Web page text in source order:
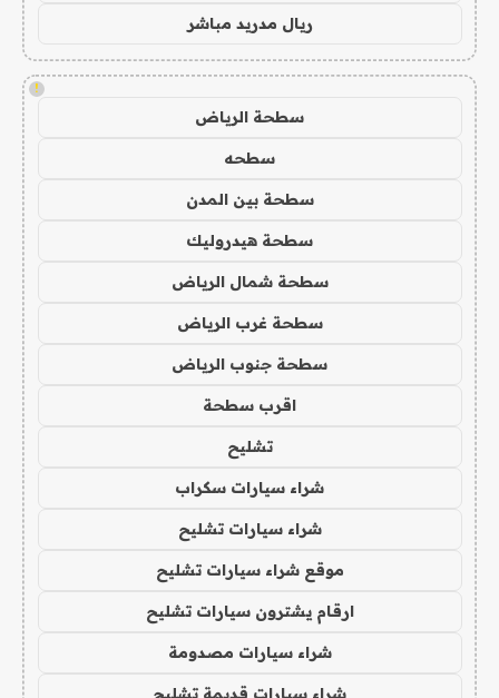
ريال مدريد مباشر
!
سطحة الرياض
سطحه
سطحة بين المدن
سطحة هيدروليك
سطحة شمال الرياض
سطحة غرب الرياض
سطحة جنوب الرياض
اقرب سطحة
تشليح
شراء سيارات سكراب
شراء سيارات تشليح
موقع شراء سيارات تشليح
ارقام يشترون سيارات تشليح
شراء سيارات مصدومة
شراء سيارات قديمة تشليح